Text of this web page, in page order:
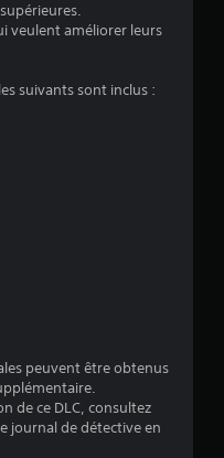
9
l
e
veulent améliorer leurs
suivants sont inclus :
peuvent être obtenus
de ce DLC, consultez
journal de détective en